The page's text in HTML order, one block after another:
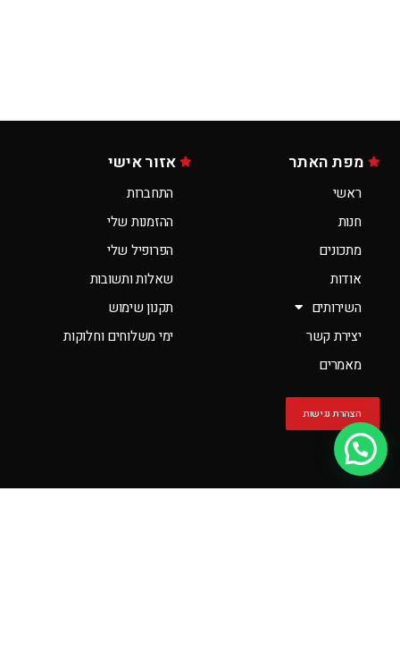
מפת האתר
ראשי
חנות
מתכונים
אודות
השירותים
יצירת קשר
מאמרים
הצהרת נגישות
אזור אישי
התחברות
ההזמנות שלי
הפרופיל שלי
שאלות ותשובות
תקנון שימוש
ימי משלוחים וחלוקות